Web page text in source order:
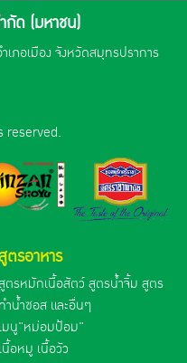
กัด (มหาชน)
ภอเมือง จังหวัดสมุทรปราการ
reserved.
ตรอาหาร
ตรหมักเนื้อสัตว์ สูตรน้ำจิ้ม สูตร
ทำน้ำซอส และอื่นๆ
เมนู"หม่อมป้อม"
เนื้อหมู เนื้อวัว